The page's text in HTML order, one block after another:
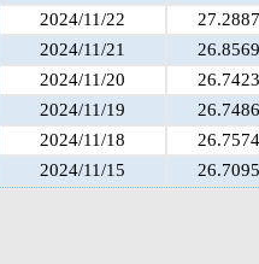
2024/11/22
27.2887
2024/11/21
26.8569
2024/11/20
26.7423
2024/11/19
26.7486
2024/11/18
26.7574
2024/11/15
26.7095